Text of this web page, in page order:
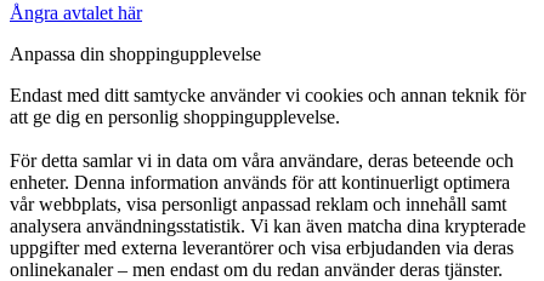
Ångra avtalet här
Anpassa din shoppingupplevelse
Endast med ditt samtycke använder vi cookies och annan teknik för
att ge dig en personlig shoppingupplevelse.
För detta samlar vi in data om våra användare, deras beteende och
enheter. Denna information används för att kontinuerligt optimera
vår webbplats, visa personligt anpassad reklam och innehåll samt
analysera användningsstatistik. Vi kan även matcha dina krypterade
uppgifter med externa leverantörer och visa erbjudanden via deras
onlinekanaler – men endast om du redan använder deras tjänster.